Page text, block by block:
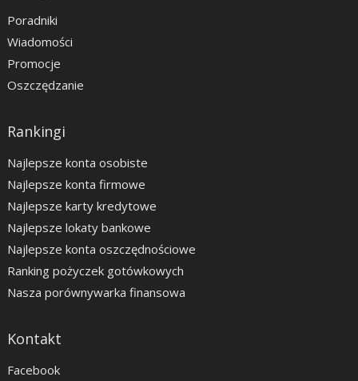
Poradniki
Wiadomości
Promocje
Oszczędzanie
Rankingi
Najlepsze konta osobiste
Najlepsze konta firmowe
Najlepsze karty kredytowe
Najlepsze lokaty bankowe
Najlepsze konta oszczędnościowe
Ranking pożyczek gotówkowych
Nasza porównywarka finansowa
Kontakt
Facebook